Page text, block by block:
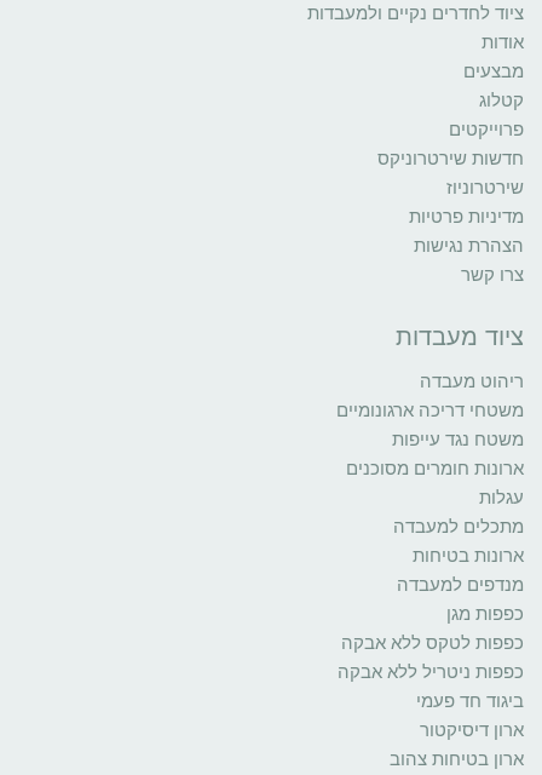
ציוד לחדרים נקיים ולמעבדות
אודות
מבצעים
קטלוג
פרוייקטים
חדשות שירטרוניקס
שירטרוניוז
מדיניות פרטיות
הצהרת נגישות
צרו קשר
ציוד מעבדות
ריהוט מעבדה
משטחי דריכה ארגונומיים
משטח נגד עייפות
ארונות חומרים מסוכנים
עגלות
מתכלים למעבדה
ארונות בטיחות
מנדפים למעבדה
כפפות מגן
כפפות לטקס ללא אבקה
כפפות ניטריל ללא אבקה
ביגוד חד פעמי
ארון דיסיקטור
ארון בטיחות צהוב